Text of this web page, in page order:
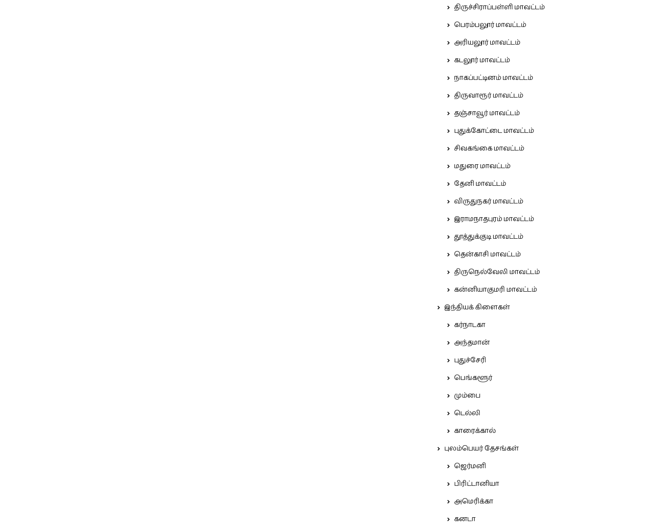
திருச்சிராப்பள்ளி மாவட்டம்
பெரம்பலூர் மாவட்டம்
அரியலூர் மாவட்டம்
கடலூர் மாவட்டம்
நாகப்பட்டினம் மாவட்டம்
திருவாரூர் மாவட்டம்
தஞ்சாவூர் மாவட்டம்
புதுக்கோட்டை மாவட்டம்
சிவகங்கை மாவட்டம்
மதுரை மாவட்டம்
தேனி மாவட்டம்
விருதுநகர் மாவட்டம்
இராமநாதபுரம் மாவட்டம்
தூத்துக்குடி மாவட்டம்
தென்காசி மாவட்டம்
திருநெல்வேலி மாவட்டம்
கன்னியாகுமரி மாவட்டம்
இந்தியக் கிளைகள்
கர்நாடகா
அந்தமான்
புதுச்சேரி
பெங்களூர்
மும்பை
டெல்லி
காரைக்கால்
புலம்பெயர் தேசங்கள்
ஜெர்மனி
பிரிட்டானியா
அமெரிக்கா
கனடா